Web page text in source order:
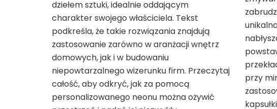
dziełem sztuki, idealnie oddającym
charakter swojego właściciela. Tekst
podkreśla, że takie rozwiązania znajdują
zastosowanie zarówno w aranżacji wnętrz
domowych, jak i w budowaniu
niepowtarzalnego wizerunku firm. Przeczytaj
całość, aby odkryć, jak za pomocą
personalizowanego neonu można ożywić
przy